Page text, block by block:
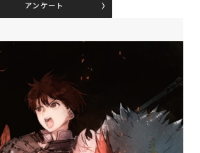
アンケート